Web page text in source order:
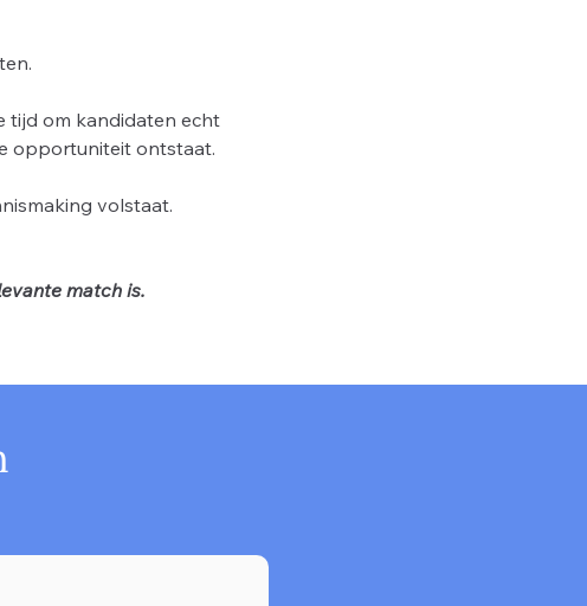
tijd om kandidaten echt
opportuniteit ontstaat.
volstaat.
match is.